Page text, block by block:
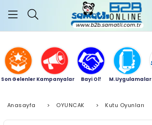
Son Gelenler Kampanyalar Bayi Ol! M.Uygulamalar
Anasayfa > OYUNCAK > Kutu Oyunları